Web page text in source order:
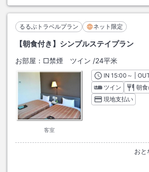
るるぶトラベルプラン ネット限定
【朝食付き】シンプルステイプラン
お部屋： □禁煙 ツイン /24平米
客室
INチェックイン
15:00 ～ |
ツイン
朝
現地支払い
おと